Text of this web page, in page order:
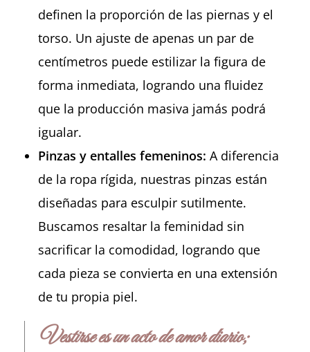
definen la proporción de las piernas y el
torso. Un ajuste de apenas un par de
centímetros puede estilizar la figura de
forma inmediata, logrando una fluidez
que la producción masiva jamás podrá
igualar.
Pinzas y entalles femeninos: A diferencia
de la ropa rígida, nuestras pinzas están
diseñadas para esculpir sutilmente.
Buscamos resaltar la feminidad sin
sacrificar la comodidad, logrando que
cada pieza se convierta en una extensión
de tu propia piel.
Vestirse es un acto de amor diario;